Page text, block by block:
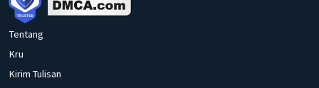
Tentang
Kru
Kirim Tulisan